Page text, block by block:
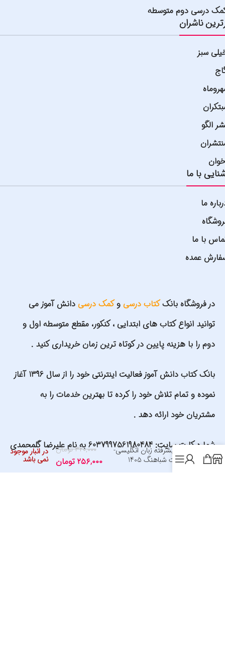
درسی دوم متوسطه
ناشران
سبز
الگو
با ما
ما
با ما
عمده
در فروشگاه بانککتاب درسی وکمک درسی دانش آموز می
توانید انواع کتاب های ابتدایی ، کنکور، مقطع متوسطه اول و
دوم را با هزینه پایین در کوتاه ترین زمان خریداری کنید .
بانک کتاب دانش آموز فعالیت اینترنتی خود را از سال 1396 آغاز
نموده و تمام تلاش خود را کرده تا بهترین خدمات را به
مشتریان خود ارائه دهد .
شماره کارت سایت: 6037997561980484 به نام علیرضا گلمحمدی
گرامر پیشرفته زبان انگلیسی-
انتشارات شباهنگ 1405
۳۲۰,۰۰۰تومان
۲۵۶,۰۰۰ تومان
در انبار موجود
نمی باشد